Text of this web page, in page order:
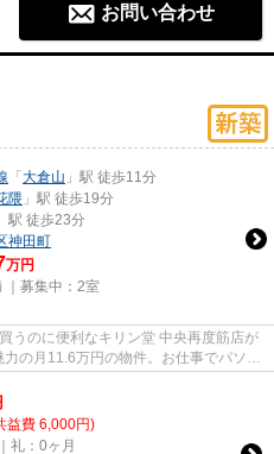
お問い合わせ
「 大倉山 」駅 徒歩11分
隈 」駅 徒歩19分
」駅 徒歩23分
神田町
万円
募集中： 2室
うのに便利なキリン堂 中央再度筋店が
の月11.6万円の物件。お仕事でパソコ
益費 6,000円)
礼：0ヶ月